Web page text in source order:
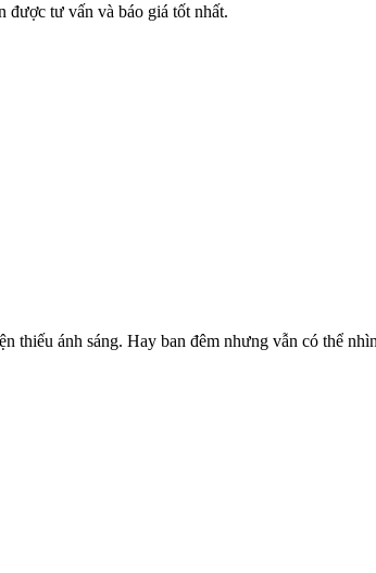
được tư vấn và báo giá tốt nhất.
thiếu ánh sáng. Hay ban đêm nhưng vẫn có thể